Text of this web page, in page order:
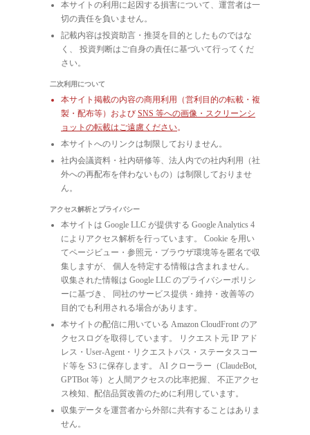
本サイトの利用に起因する損害について、運営者は一
切の責任を負いません。
記載内容は投資助言・推奨を目的としたものではな
く、 投資判断はご自身の責任に基づいて行ってくだ
さい。
二次利用について
本サイト掲載の内容の商用利用（営利目的の転載・複
製・配布等）および SNS 等への画像・スクリーンシ
ョットの転載はご遠慮ください。
本サイトへのリンクは制限しておりません。
社内会議資料・社内研修等、法人内での社内利用（社
外への再配布を伴わないもの）は制限しておりませ
ん。
アクセス解析とプライバシー
本サイトは Google LLC が提供する Google Analytics 4
によりアクセス解析を行っています。 Cookie を用い
てページビュー・参照元・ブラウザ環境等を匿名で収
集しますが、 個人を特定する情報は含まれません。
収集された情報は Google LLC のプライバシーポリシ
ーに基づき、 同社のサービス提供・維持・改善等の
目的でも利用される場合があります。
本サイトの配信に用いている Amazon CloudFront のア
クセスログを取得しています。 リクエスト元 IP アド
レス・User-Agent・リクエストパス・ステータスコー
ド等を S3 に保存します。 AI クローラー（ClaudeBot,
GPTBot 等）と人間アクセスの比率把握、 不正アクセ
ス検知、配信品質改善のために利用しています。
収集データを運営者から外部に共有することはありま
せん。